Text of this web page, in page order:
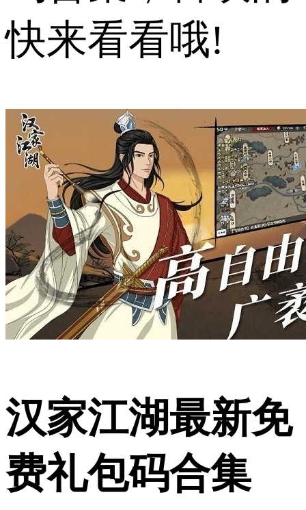
快来看看哦!
汉家江湖最新免
费礼包码合集